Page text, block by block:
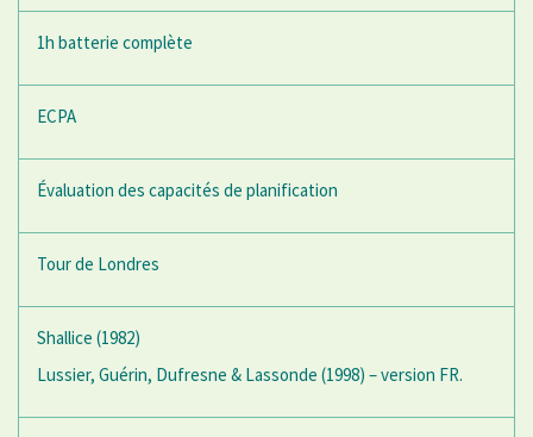
1h batterie complète
ECPA
Évaluation des capacités de planification
Tour de Londres
Shallice (1982)
Lussier, Guérin, Dufresne & Lassonde (1998) – version FR.